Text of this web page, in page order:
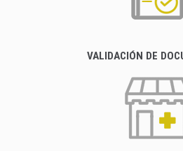
VALIDACIÓN DE